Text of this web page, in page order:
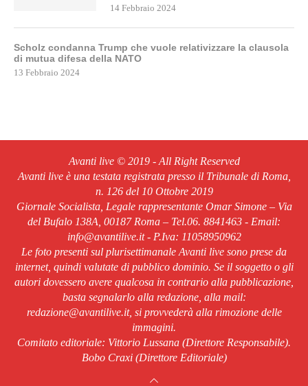
14 Febbraio 2024
Scholz condanna Trump che vuole relativizzare la clausola
di mutua difesa della NATO
13 Febbraio 2024
Avanti live © 2019 - All Right Reserved
Avanti live è una testata registrata presso il Tribunale di Roma,
n. 126 del 10 Ottobre 2019
Giornale Socialista, Legale rappresentante Omar Simone – Via
del Bufalo 138A, 00187 Roma – Tel.06. 8841463 - Email:
info@avantilive.it - P.Iva: 11058950962
Le foto presenti sul plurisettimanale Avanti live sono prese da
internet, quindi valutate di pubblico dominio. Se il soggetto o gli
autori dovessero avere qualcosa in contrario alla pubblicazione,
basta segnalarlo alla redazione, alla mail:
redazione@avantilive.it, si provvederà alla rimozione delle
immagini.
Comitato editoriale: Vittorio Lussana (Direttore Responsabile).
Bobo Craxi (Direttore Editoriale)